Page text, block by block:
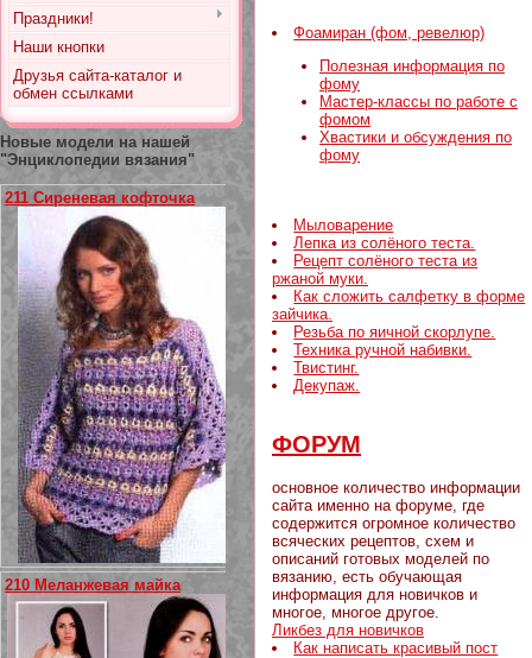
Праздники!
Наши кнопки
Друзья сайта-каталог и
обмен ссылками
Новые модели на нашей
"Энциклопедии вязания"
211 Сиреневая кофточка
210 Меланжевая майка
Фоамиран (фом, ревелюр)
Полезная информация по
фому
Мастер-классы по работе с
фомом
Хвастики и обсуждения по
фому
Мыловарение
Лепка из солёного теста.
Рецепт солёного теста из
ржаной муки.
Как сложить салфетку в форме
зайчика.
Резьба по яичной скорлупе.
Техника ручной набивки.
Твистинг.
Декупаж.
ФОРУМ
основное количество информации
сайта именно на форуме, где
содержится огромное количество
всяческих рецептов, схем и
описаний готовых моделей по
вязанию, есть обучающая
информация для новичков и
многое, многое другое.
Ликбез для новичков
Как написать красивый пост